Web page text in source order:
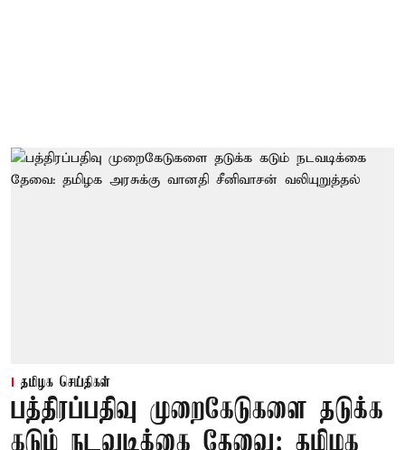
தமிழக செய்திகள்
பத்திரப்பதிவு முறைகேடுகளை தடுக்க
கடும் நடவடிக்கை தேவை: தமிழக